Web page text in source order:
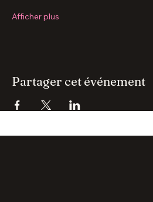
Partager cet événement